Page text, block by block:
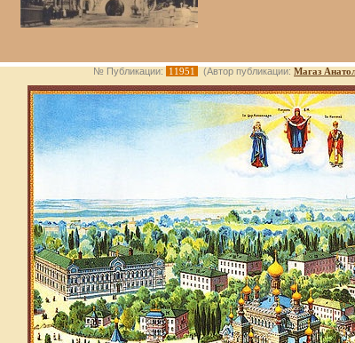
№ Публикации: 11951 (Автор публикации: Магаз